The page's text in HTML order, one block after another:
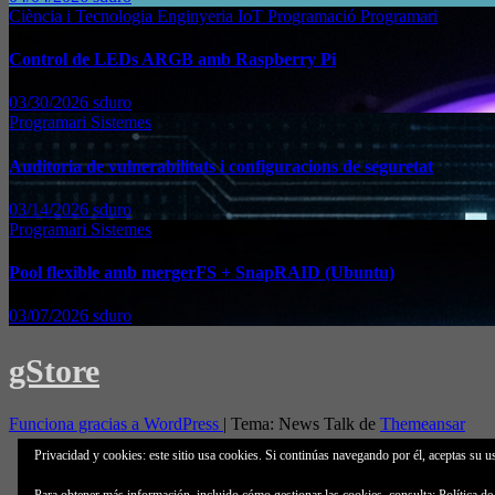
Ciència i Tecnologia Enginyeria IoT Programació Programari
Control de LEDs ARGB amb Raspberry Pi
03/30/2026 sduro
Programari Sistemes
Auditoria de vulnerabilitats i configuracions de seguretat
03/14/2026 sduro
Programari Sistemes
Pool flexible amb mergerFS + SnapRAID (Ubuntu)
03/07/2026 sduro
gStore
Funciona gracias a WordPress | Tema: News Talk de Themeansar
Política de cookies (UE)
Privacidad y cookies: este sitio usa cookies. Si continúas navegando por él, aceptas su